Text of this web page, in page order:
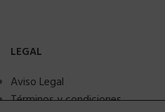
LEGAL
Aviso Legal
Términos y condiciones